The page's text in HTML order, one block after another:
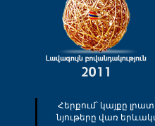
Հերքում՝ կայքը
նյութերը վառ